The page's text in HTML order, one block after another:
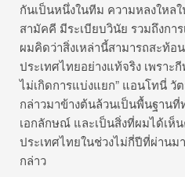
กันเป็นหนึ่งในทีม ความหลงใหล
สามัคคี มีระเบียบวินัย รวมถึงกา
ผมคิดว่าสิ่งเหล่านี้สามารถสะท้อ
ประเทศไทยอย่างแท้จริง เพราะ
ไม่เกิดการแบ่งแยก” แอนโทนี่ วั
กล่าวมาข้างต้นล้วนเป็นพื้นฐานที่
เอกลักษณ์ และเป็นสิ่งที่ผมได้เห็
ประเทศไทยในช่วงไม่กี่ปีที่ผ่านม
กล่าว